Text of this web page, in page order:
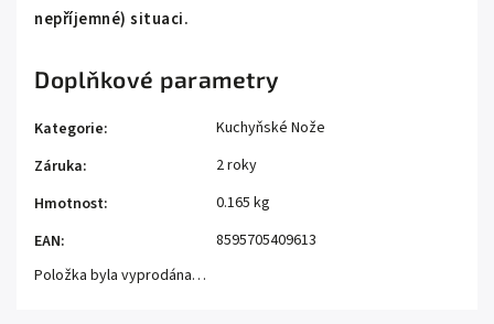
nepříjemné) situaci.
Doplňkové parametry
Kategorie:
Kuchyňské Nože
Záruka:
2 roky
Hmotnost:
0.165 kg
EAN:
8595705409613
Položka byla vyprodána…